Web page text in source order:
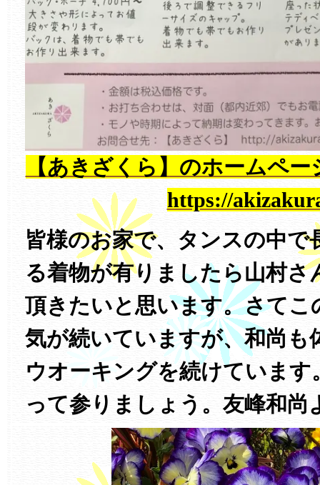
【あきざくら】のホームペ
https://
皆様のお家で、タンスの中で
る着物が有りましたら山村さ
頂きたいと思います。さてこ
気が続いていますが、和尚も
ウオーキングを続けています
って参りましょう。友峰和尚